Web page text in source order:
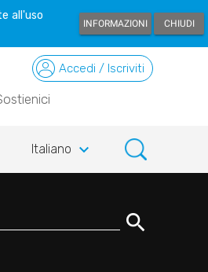
all'uso
INFORMAZIONI CHIUDI
Accedi / Iscriviti
Italiano keyboard_arrow_down
search